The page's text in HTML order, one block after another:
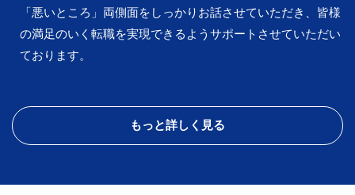
「悪いところ」両側面をしっかりお話させていただき、皆様
の満足のいく転職を実現できるようサポートさせていただい
ております。
もっと詳しく見る